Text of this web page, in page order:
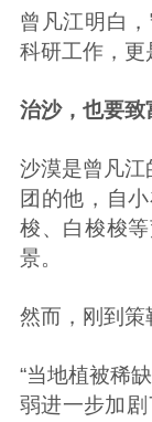
曾凡江明白
科研工作，更
治沙，也要致
沙漠是曾凡江
团的他，自
梭、白梭梭
景。
然而，刚到策
“当地植被稀
弱进一步加